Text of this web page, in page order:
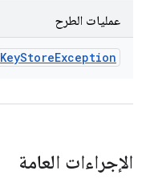
عمليات الطرح
KeyStoreException
الإجراءات العامة